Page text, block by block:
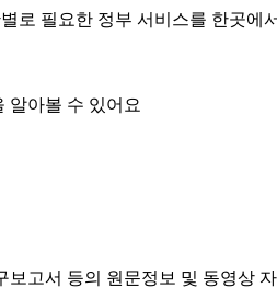
로 필요한 정부 서비스를 한곳에
알아볼 수 있어요
보고서 등의 원문정보 및 동영상